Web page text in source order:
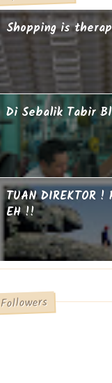
Shopping is
Di Sebalik Tabir
TUAN DIREKTOR !
EH !!
Followers